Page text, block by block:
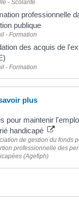
- Scolarité
professionnelle
publique
- Formation
des acquis de
- Formation
plus
pour maintenir
handicapé
de gestion du fonds
professionnelle des
(Agefiph)